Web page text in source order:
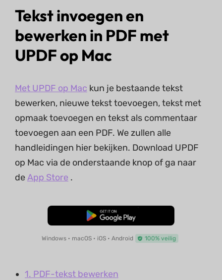
Tekst invoegen en
bewerken in PDF met
UPDF op Mac
Met UPDF op Mac kun je bestaande tekst
bewerken, nieuwe tekst toevoegen, tekst met
opmaak toevoegen en tekst als commentaar
toevoegen aan een PDF. We zullen alle
handleidingen hier bekijken. Download UPDF
op Mac via de onderstaande knop of ga naar
deApp Store .
Gratis Download
Windows • macOS • iOS • Android 100% veilig
1. PDF-tekst bewerken